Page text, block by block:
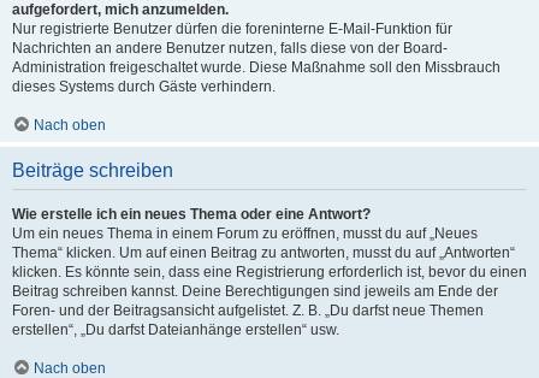
aufgefordert, mich anzumelden.
Nur registrierte Benutzer dürfen die foreninterne E-Mail-Funktion für
Nachrichten an andere Benutzer nutzen, falls diese von der Board-
Administration freigeschaltet wurde. Diese Maßnahme soll den Missbrauch
dieses Systems durch Gäste verhindern.
Nach oben
Beiträge schreiben
Wie erstelle ich ein neues Thema oder eine Antwort?
Um ein neues Thema in einem Forum zu eröffnen, musst du auf „Neues
Thema“ klicken. Um auf einen Beitrag zu antworten, musst du auf „Antworten“
klicken. Es könnte sein, dass eine Registrierung erforderlich ist, bevor du einen
Beitrag schreiben kannst. Deine Berechtigungen sind jeweils am Ende der
Foren- und der Beitragsansicht aufgelistet. Z. B. „Du darfst neue Themen
erstellen“, „Du darfst Dateianhänge erstellen“ usw.
Nach oben